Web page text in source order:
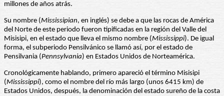
millones de años atrás.
Su nombre (Mississipian, en inglés) se debe a que las rocas de América
del Norte de este periodo fueron tipificadas en la región del Valle del
Misisipi, en el estado que lleva el mismo nombre (Mississippi). De igual
forma, el subperiodo Pensilvánico se llamó así, por el estado de
Pensilvania (Pennsylvania) en Estados Unidos de Norteamérica.
Cronológicamente hablando, primero apareció el término Misisipi
(Mississippi), como el nombre del río más largo (unos 6415 km) de
Estados Unidos, después, la denominación del estado sureño de la costa